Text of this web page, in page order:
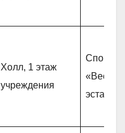
Холл, 1 этаж
учреждения